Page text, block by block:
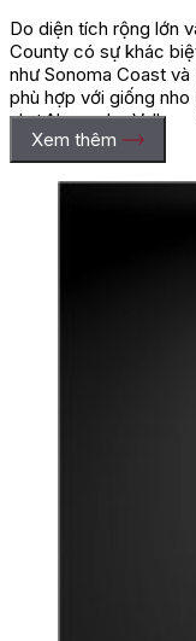
Do diện tích rộng lớn
County có sự khác
như Sonoma Coast và
phù hợp với giống
như Alexander Valley
với các giống nho
Xem thêm